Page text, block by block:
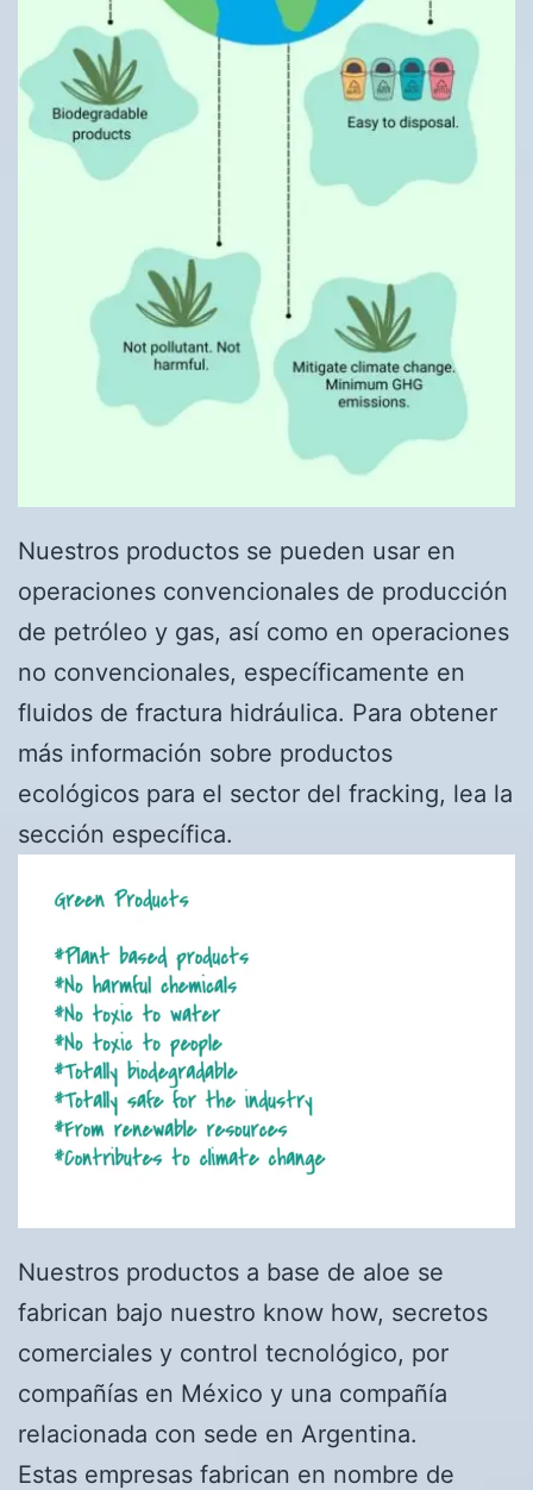
Nuestros productos se pueden usar en
operaciones convencionales de producción
de petróleo y gas, así como en operaciones
no convencionales, específicamente en
fluidos de fractura hidráulica. Para obtener
más información sobre productos
ecológicos para el sector del fracking, lea la
sección específica.
Nuestros productos a base de aloe se
fabrican bajo nuestro know how, secretos
comerciales y control tecnológico, por
compañías en México y una compañía
relacionada con sede en Argentina.
Estas empresas fabrican en nombre de